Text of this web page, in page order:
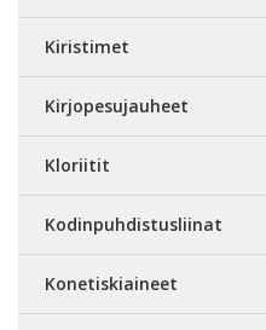
Kiristimet
Kirjopesujauheet
Kloriitit
Kodinpuhdistusliinat
Konetiskiaineet